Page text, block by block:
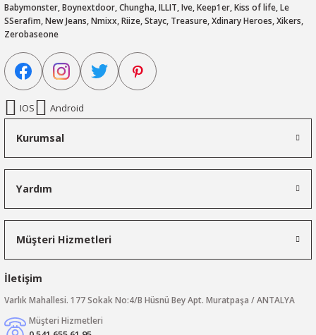
Babymonster, Boynextdoor, Chungha, ILLIT, Ive, Keep1er, Kiss of life, Le
SSerafim, New Jeans, Nmixx, Riize, Stayc, Treasure, Xdinary Heroes, Xikers,
Zerobaseone
IOS Android
Kurumsal
Yardım
Müşteri Hizmetleri
İletişim
Varlık Mahallesi. 177 Sokak No:4/B Hüsnü Bey Apt. Muratpaşa / ANTALYA
Müşteri Hizmetleri